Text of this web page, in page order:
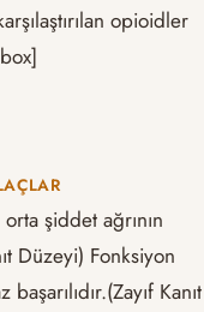
opioidler
şiddet ağrının
Düzeyi) Fonksiyon
Kanıt